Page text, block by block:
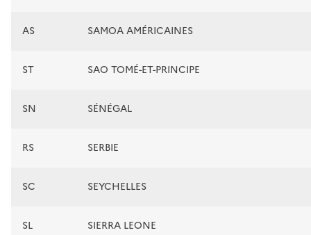
AS SAMOA AMÉRICAINES
ST SAO TOMÉ-ET-PRINCIPE
SN SÉNÉGAL
RS SERBIE
SC SEYCHELLES
SL SIERRA LEONE